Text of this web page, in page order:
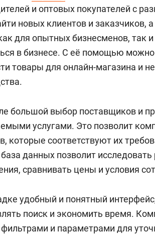
и оптовых покупателей с
новых клиентов и заказчиков,
для опытных бизнесменов, так и
в бизнесе. С её помощью
товары для онлайн-магазина и
большой выбор поставщиков и
услугами. Это позволит
которые соответствуют их
данных позволит
сравнивать цены и условия
удобный и понятный
поиск и экономить время.
и параметрами для
и ВТБ
Рекомендуем
150 камер до
ID вместо ключа:
безопасность в ЖК